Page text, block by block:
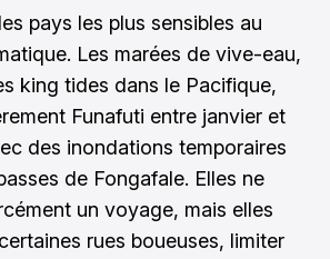
pays les plus sensibles au
Les marées de vive-eau,
king tides dans le Pacifique,
Funafuti entre janvier et
des inondations temporaires
de Fongafale. Elles ne
un voyage, mais elles
rues boueuses, limiter